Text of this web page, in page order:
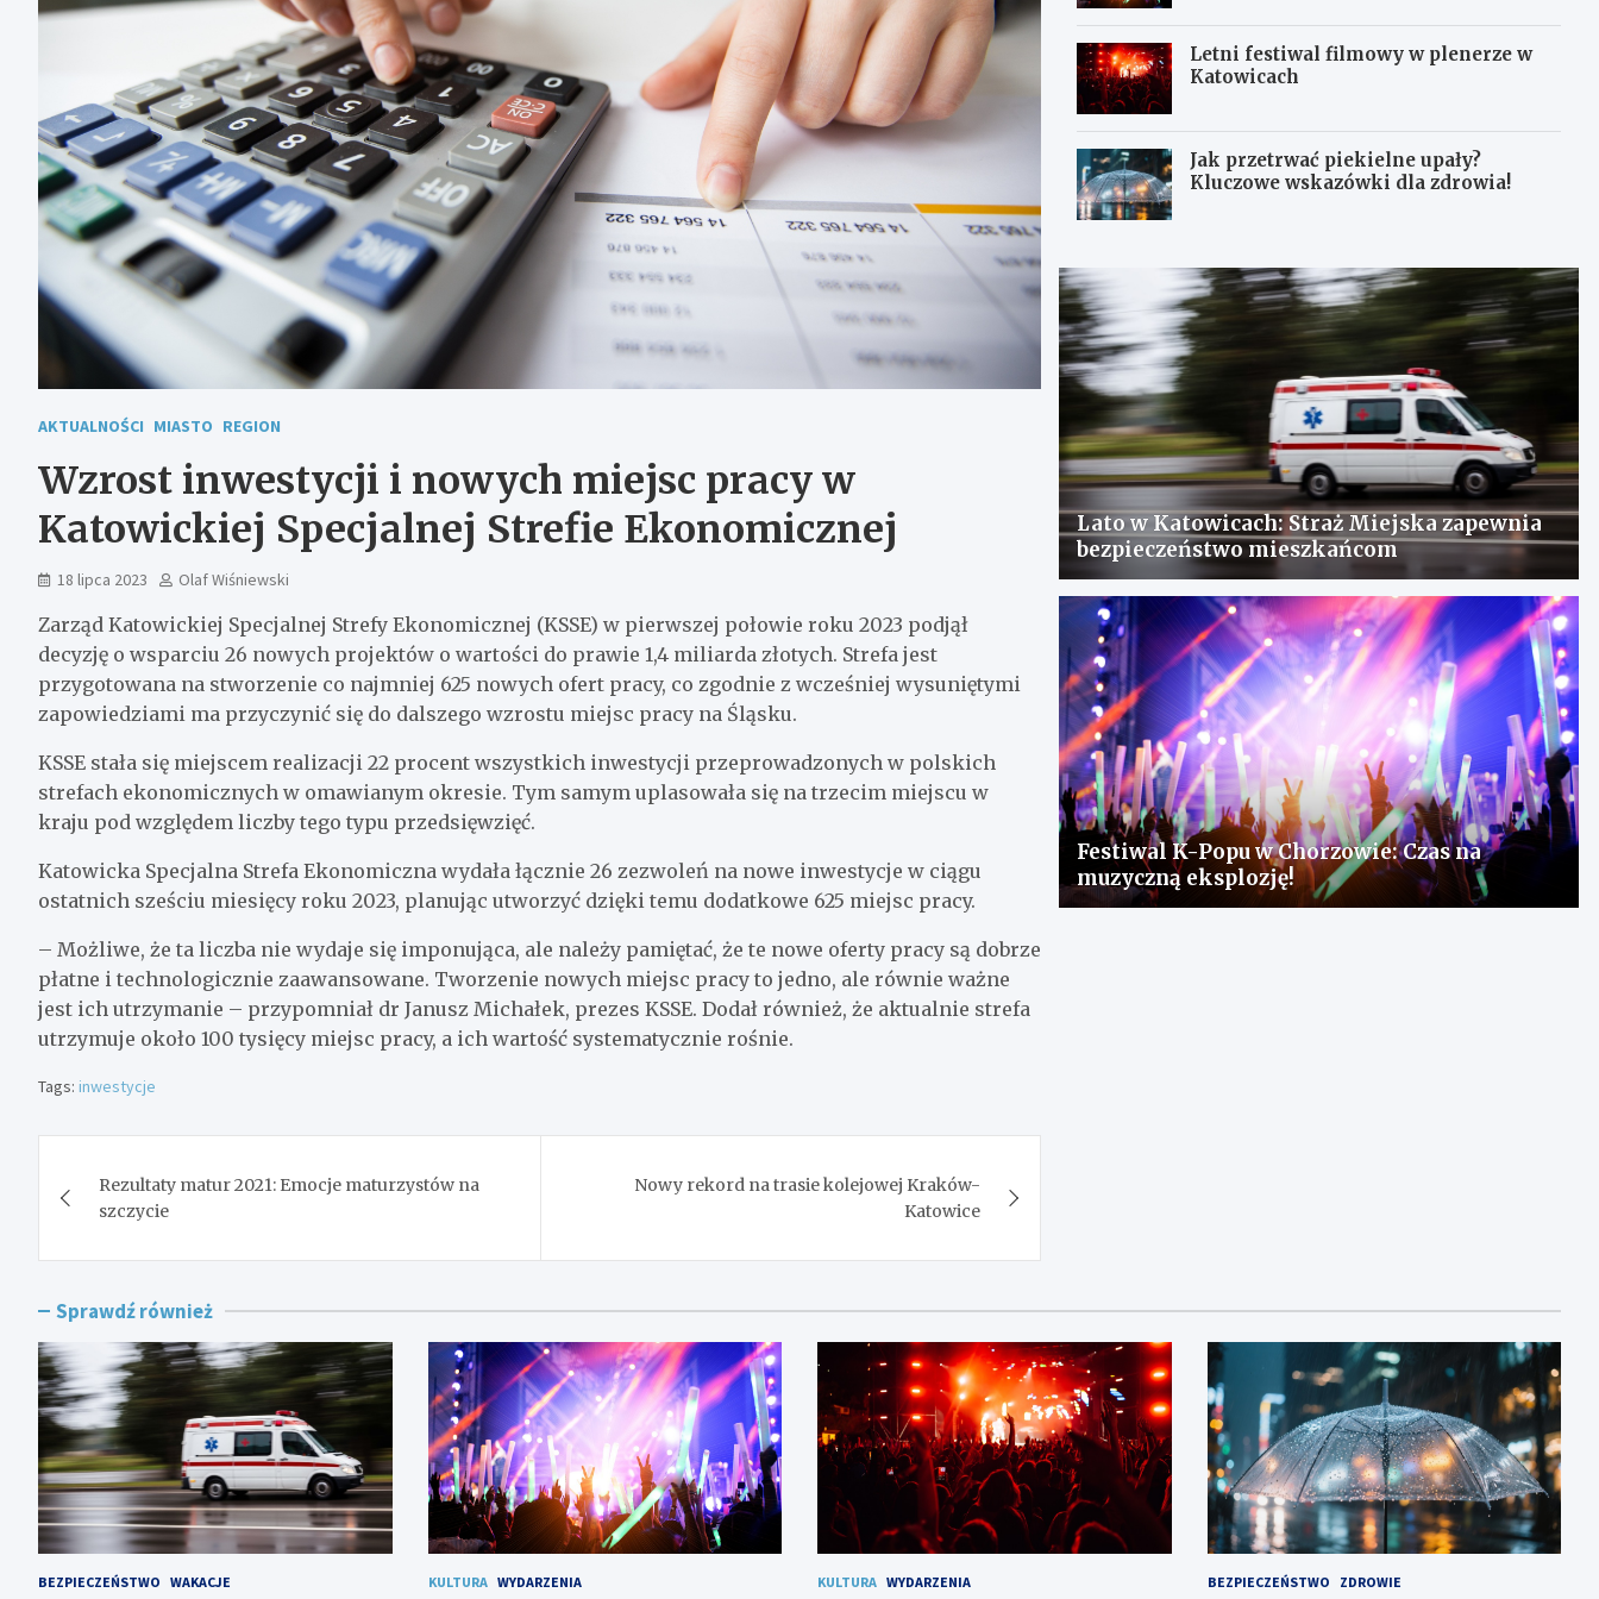
AKTUALNOŚCI MIASTO REGION
Wzrost inwestycji i nowych miejsc pracy w
Katowickiej Specjalnej Strefie Ekonomicznej
18 lipca 2023 Olaf Wiśniewski
Zarząd Katowickiej Specjalnej Strefy Ekonomicznej (KSSE) w pierwszej połowie roku 2023 podjął
decyzję o wsparciu 26 nowych projektów o wartości do prawie 1,4 miliarda złotych. Strefa jest
przygotowana na stworzenie co najmniej 625 nowych ofert pracy, co zgodnie z wcześniej wysuniętymi
zapowiedziami ma przyczynić się do dalszego wzrostu miejsc pracy na Śląsku.
KSSE stała się miejscem realizacji 22 procent wszystkich inwestycji przeprowadzonych w polskich
strefach ekonomicznych w omawianym okresie. Tym samym uplasowała się na trzecim miejscu w
kraju pod względem liczby tego typu przedsięwzięć.
Katowicka Specjalna Strefa Ekonomiczna wydała łącznie 26 zezwoleń na nowe inwestycje w ciągu
ostatnich sześciu miesięcy roku 2023, planując utworzyć dzięki temu dodatkowe 625 miejsc pracy.
– Możliwe, że ta liczba nie wydaje się imponująca, ale należy pamiętać, że te nowe oferty pracy są dobrze
płatne i technologicznie zaawansowane. Tworzenie nowych miejsc pracy to jedno, ale równie ważne
jest ich utrzymanie – przypomniał dr Janusz Michałek, prezes KSSE. Dodał również, że aktualnie strefa
utrzymuje około 100 tysięcy miejsc pracy, a ich wartość systematycznie rośnie.
Tags: inwestycje
wpisu
Rezultaty matur 2021: Emocje maturzystów na
szczycie
Nowy rekord na trasie kolejowej Kraków-
Katowice
Letni festiwal filmowy w plenerze w
Katowicach
Jak przetrwać piekielne upały?
Kluczowe wskazówki dla zdrowia!
Lato w Katowicach: Straż Miejska zapewnia
bezpieczeństwo mieszkańcom
Festiwal K-Popu w Chorzowie: Czas na
muzyczną eksplozję!
Sprawdź również
BEZPIECZEŃSTWO WAKACJE KULTURA WYDARZENIA KULTURA WYDARZENIA BEZPIECZEŃSTWO ZDROWIE